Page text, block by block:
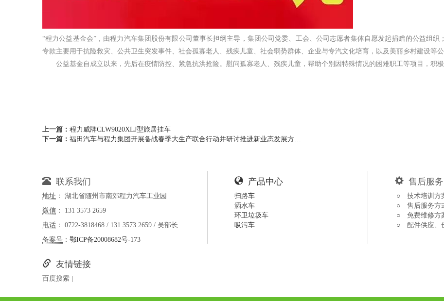
“程力公益基金会”，由程力汽车集团股份有限公司董事长担纲主导，集团公司党委、工会、公司志愿者集体自愿发起捐赠的公益组
专款主要用于抗险救灾、公共卫生突发事件、社会孤寡老人、残疾儿童、社会弱势群体、企业与专汽文化培育，以及美丽乡村建设等公
公益基金自成立以来，先后在疫情防控、紧急抗洪抢险。慰问孤寡老人、残疾儿童，帮助个别因特殊情况的困难职工等项目，积极
上一篇： 程力威牌CLW9020XLJ型旅居挂车
下一篇： 福田汽车与程力集团开展备战春季大生产联合行动并研讨推进新业态发展方…
联系我们
地址 ： 湖北省随州市南郊程力汽车工业园
微信 ： 131 3573 2659
电话 ： 0722-3818468 / 131 3573 2659 / 吴部长
备案号 ： 鄂ICP备20008682号-173
产品中心
扫路车
洒水车
环卫垃圾车
吸污车
售后服务
○ 技术培训方
○ 售后服务方
○ 免费维修方
○ 配件供应、
友情链接
百度搜索